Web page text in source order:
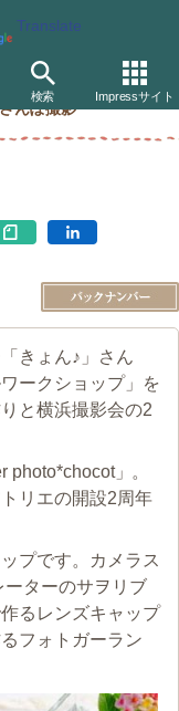
Translate
検索 Impressサイト
ョップが開催！
んぽ撮影
きょん♪」さん
ークショップ」を
と横浜撮影会の2
」。
リエの開設2周年
プです。カメラス
ーターのサヲリブ
るレンズキャップ
フォトガーラン